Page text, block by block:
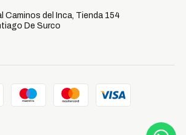
Caminos del Inca, Tienda 154
De Surco